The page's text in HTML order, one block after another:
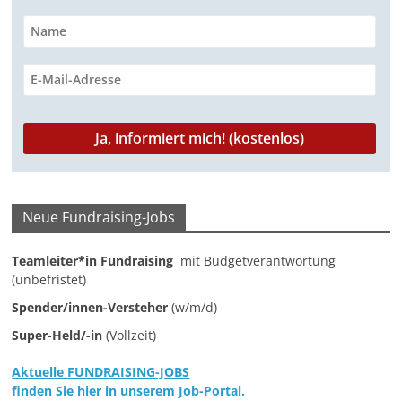
Neue Fundraising-Jobs
Teamleiter*in Fundraising mit Budgetverantwortung
(unbefristet)
Spender/innen-Versteher (w/m/d)
Super-Held/-in (Vollzeit)
Aktuelle FUNDRAISING-JOBS
finden Sie hier in unserem Job-Portal.